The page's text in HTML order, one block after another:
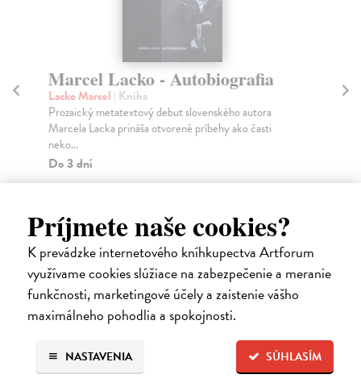
Príjmete naše cookies?
K prevádzke internetového kníhkupectva Artforum
využívame cookies slúžiace na zabezpečenie a meranie
funkčnosti, marketingové účely a zaistenie vášho
maximálneho pohodlia a spokojnosti.
SÚHLASÍM
NASTAVENIA
Marcel Lacko - Autobiografia
Lacko Marcel | Kniha
Prozaický metatextový debut slovenského autora
Marcela Lacka prináša otvorené príbehy ako časti
neko...
Do 3 dní
11,00 € ?
Ďalšie z kategórie svetové dejiny